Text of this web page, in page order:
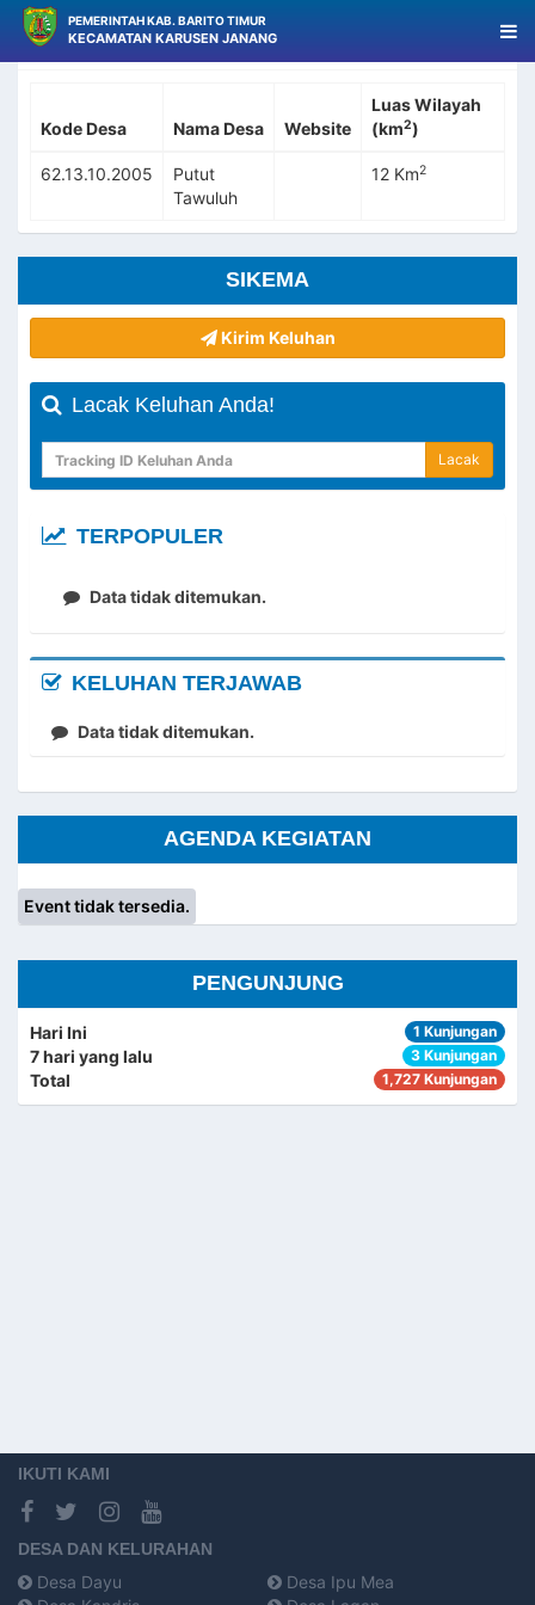
PEMERINTAH KAB. BARITO TIMUR
KECAMATAN KARUSEN JANANG
Data Desa Putut Tawuluh
Kode Desa Nama Desa Website
Luas Wilayah
(km2)
62.13.10.2005
Putut
Tawuluh
12 Km2
SIKEMA
Kirim Keluhan
Lacak Keluhan Anda!
Lacak
TERPOPULER
Data tidak ditemukan.
KELUHAN TERJAWAB
Data tidak ditemukan.
AGENDA KEGIATAN
Event tidak tersedia.
PENGUNJUNG
Hari Ini 1 Kunjungan
7 hari yang lalu 3 Kunjungan
Total 1,727 Kunjungan
IKUTI KAMI
DESA DAN KELURAHAN
Desa Dayu
Desa Ipu Mea